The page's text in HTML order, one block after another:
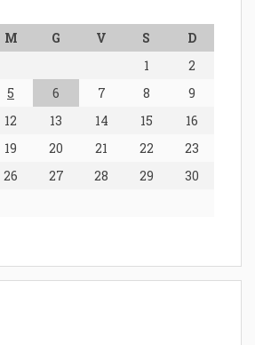
M G V S
D
1
2
5 6 7 8
9
12 13 14 15
16
19 20 21 22
23
26 27 28 29
30